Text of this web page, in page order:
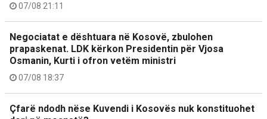
07/08 21:11
Negociatat e dështuara në Kosovë, zbulohen
prapaskenat. LDK kërkon Presidentin për Vjosa
Osmanin, Kurti i ofron vetëm ministri
07/08 18:37
Çfarë ndodh nëse Kuvendi i Kosovës nuk konstituohet